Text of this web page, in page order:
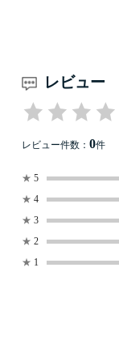
レビュー
レビュー件数： 0件
★ 5
★ 4
★ 3
★ 2
★ 1